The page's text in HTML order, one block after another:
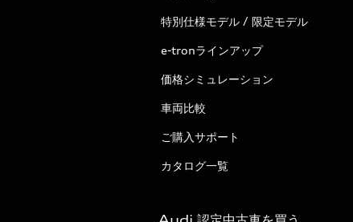
特別仕様モデル / 限定モデル
e-tronラインアップ
価格シミュレーション
車両比較
ご購入サポート
カタログ一覧